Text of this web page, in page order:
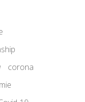
corona